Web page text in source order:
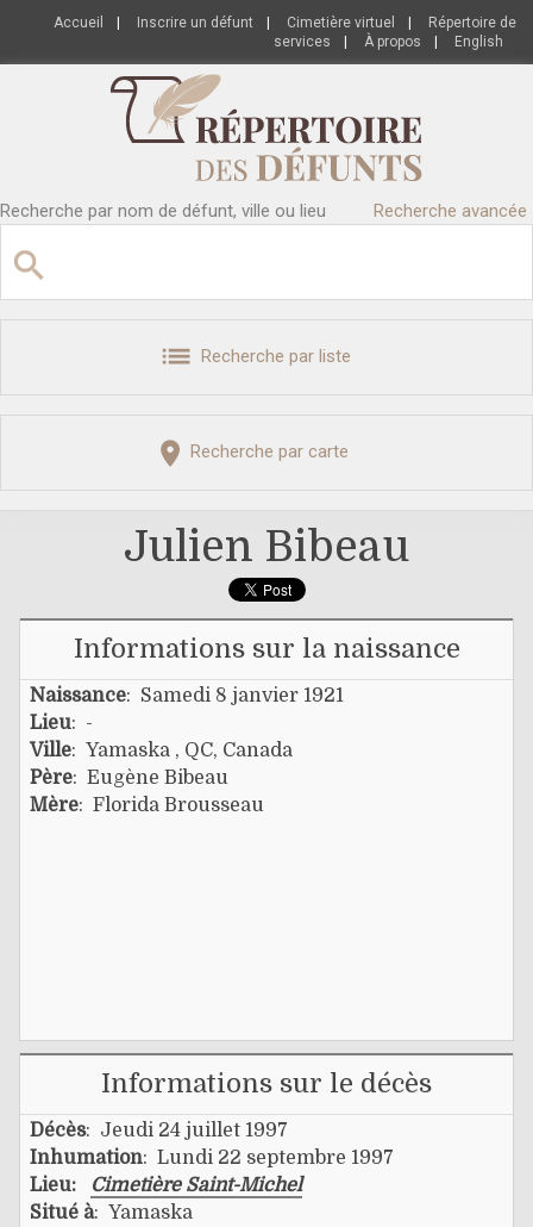
Accueil Inscrire un défunt Cimetière virtuel
Répertoire de
services
À propos English
Recherche par nom de défunt, ville ou lieu Recherche avancée
Recherche par liste
Recherche par carte
Julien Bibeau
Informations sur la naissance
Naissance: Samedi 8 janvier 1921
Lieu: -
Ville: Yamaska , QC, Canada
Père: Eugène Bibeau
Mère: Florida Brousseau
Informations sur le décès
Décès: Jeudi 24 juillet 1997
Inhumation: Lundi 22 septembre 1997
Lieu:
Cimetière Saint-Michel
Situé à: Yamaska